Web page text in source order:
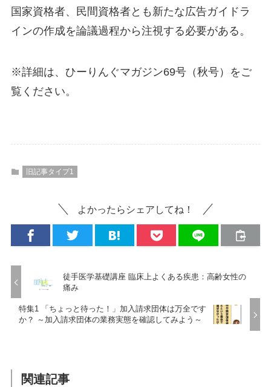
国家資格者、民間資格者とも新たな広告ガイドラ
インの作成を論議過程から注視する必要がある。
※詳細は、ひーりんぐマガジン69号（秋号）をご
覧ください。
旧記事タイプ1
よかったらシェアしてね！
徒手医学基礎講座 臨床上よくある疾患：高齢女性の
痛み
特集1 「ちょっと待った！」加入請求団体は万全です
か？ ～加入請求団体の業務実態を確認してみよう～
関連記事